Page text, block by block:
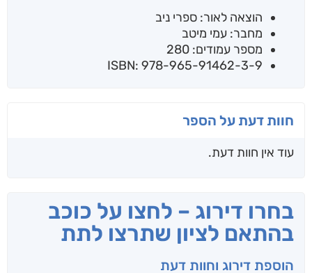
הוצאה לאור: ספרי ניב
מחבר: עמי מיטב
מספר עמודים: 280
ISBN: 978-965-91462-3-9
חוות דעת על הספר
עוד אין חוות דעת.
בחרו דירוג – לחצו על כוכב
בהתאם לציון שתרצו לתת
הוספת דירוג וחוות דעת